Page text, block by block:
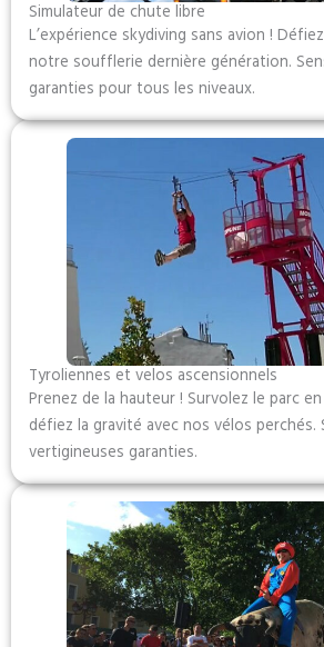
Simulateur de chute libre
L’expérience skydiving sans avion !
notre soufflerie dernière génération.
garanties pour tous les niveaux.
Tyroliennes et velos ascensionnels
Prenez de la hauteur ! Survolez le parc
défiez la gravité avec nos vélos perchés.
vertigineuses garanties.